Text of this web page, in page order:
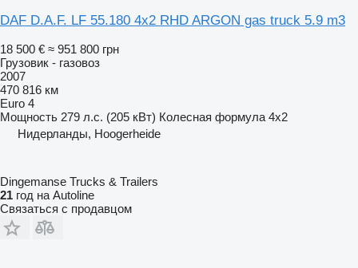
DAF D.A.F. LF 55.180 4x2 RHD ARGON gas truck 5.9 m3
18 500 € ≈ 951 800 грн
Грузовик - газовоз
2007
470 816 км
Euro 4
Мощность 279 л.с. (205 кВт) Колесная формула 4x2
Нидерланды, Hoogerheide
Dingemanse Trucks & Trailers
21 год на Autoline
Связаться с продавцом